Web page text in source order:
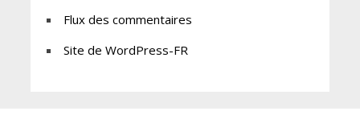
Flux des commentaires
Site de WordPress-FR